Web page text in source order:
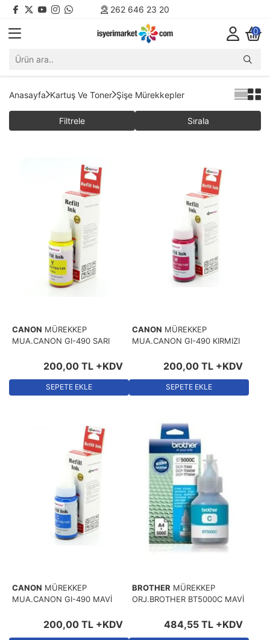
262 646 23 20
0
Anasayfa Kartuş Ve Toner Şişe Mürekkepler
Filtrele Sırala
CANON MÜREKKEP
MUA.CANON GI-490 SARI
200,00 TL +KDV
SEPETE EKLE
CANON MÜREKKEP
MUA.CANON GI-490 KIRMIZI
200,00 TL +KDV
SEPETE EKLE
CANON MÜREKKEP
MUA.CANON GI-490 MAVİ
200,00 TL +KDV
BROTHER MÜREKKEP
ORJ.BROTHER BT5000C MAVİ
484,55 TL +KDV